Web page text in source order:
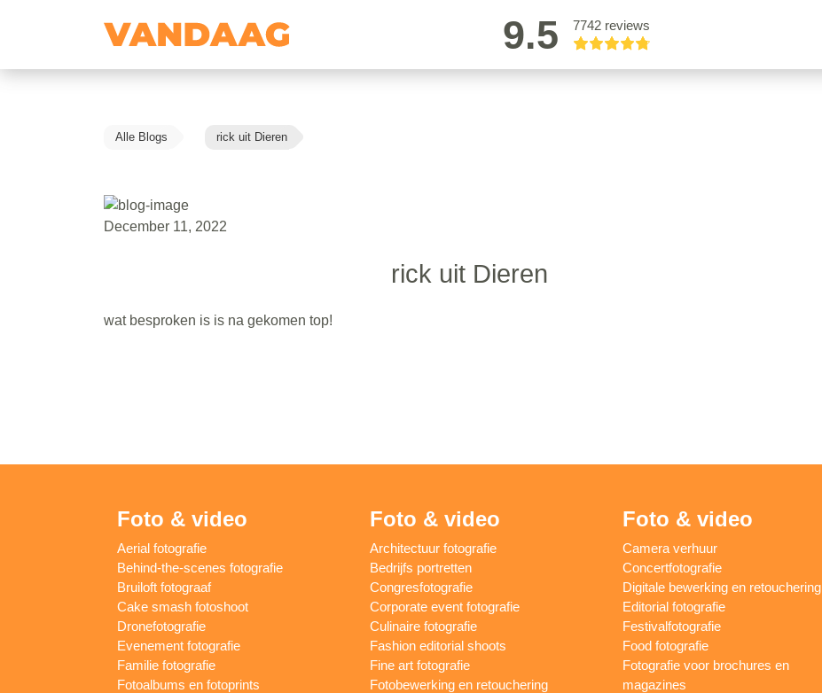
9.5 7742 reviews
Alle Blogs rick uit Dieren
December 11, 2022
rick uit Dieren
wat besproken is is na gekomen top!
Foto & video
Aerial fotografie
Behind-the-scenes fotografie
Bruiloft fotograaf
Cake smash fotoshoot
Dronefotografie
Evenement fotografie
Familie fotografie
Fotoalbums en fotoprints
Foto & video
Architectuur fotografie
Bedrijfs portretten
Congresfotografie
Corporate event fotografie
Culinaire fotografie
Fashion editorial shoots
Fine art fotografie
Fotobewerking en retouchering
Foto & video
Camera verhuur
Concertfotografie
Digitale bewerking en retouchering
Editorial fotografie
Festivalfotografie
Food fotografie
Fotografie voor brochures en
magazines